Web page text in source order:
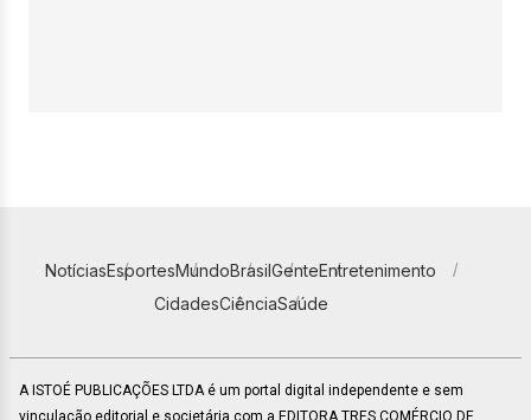
NotíciasEsportesMundoBrasilGenteEntretenimento
CidadesCiênciaSaúde
A ISTOÉ PUBLICAÇÕES LTDA é um portal digital independente e sem
vinculação editorial e societária com a EDITORA TRES COMÉRCIO DE